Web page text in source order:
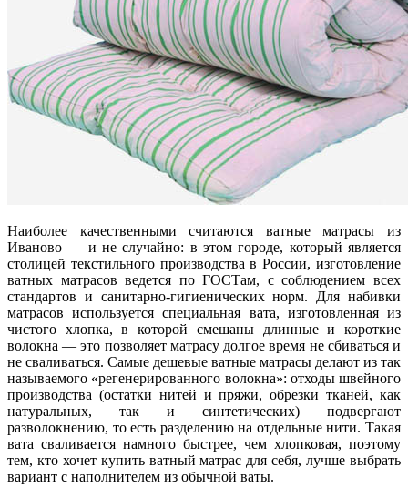
Наиболее качественными считаются ватные матрасы из
Иваново — и не случайно: в этом городе, который является
столицей текстильного производства в России, изготовление
ватных матрасов ведется по ГОСТам, с соблюдением всех
стандартов и санитарно-гигиенических норм. Для набивки
матрасов используется специальная вата, изготовленная из
чистого хлопка, в которой смешаны длинные и короткие
волокна — это позволяет матрасу долгое время не сбиваться и
не сваливаться. Самые дешевые ватные матрасы делают из так
называемого «регенерированного волокна»: отходы швейного
производства (остатки нитей и пряжи, обрезки тканей, как
натуральных, так и синтетических) подвергают
разволокнению, то есть разделению на отдельные нити. Такая
вата сваливается намного быстрее, чем хлопковая, поэтому
тем, кто хочет купить ватный матрас для себя, лучше выбрать
вариант с наполнителем из обычной ваты.